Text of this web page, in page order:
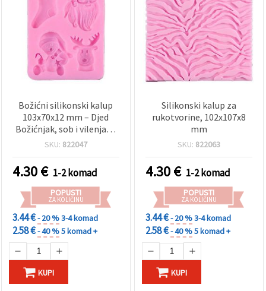
Božićni silikonski kalup
103x70x12 mm – Djed
Božićnjak, sob i vilenjak |
Fleksibilni kreativni kalup
polimernu glinu, sapun i
gips
SKU: 822047
4.30€ 1-2 komad
POPUSTI
ZA KOLIČINU
3.44 €- 20 %3-4 komad
2.58 €- 40 %5 komad +
KUPI
Silikonski kalup za
rukotvorine, 102x107x8
mm
SKU: 822063
4.30€ 1-2 komad
POPUSTI
ZA KOLIČINU
3.44 €- 20 %3-4 komad
2.58 €- 40 %5 komad +
KUPI